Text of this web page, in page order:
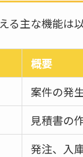
る主な機能は
概要
案件の発
見積書の
発注、入